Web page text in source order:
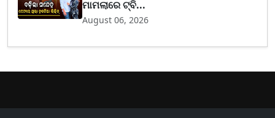
ମାମଲାରେ ଟ୍ବି...
August 06, 2026